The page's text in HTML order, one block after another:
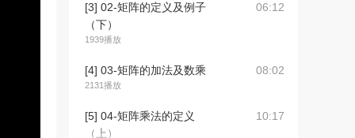
[3] 02-矩阵的定义及例子
（下）
1939播放
06:12
[4] 03-矩阵的加法及数乘
2131播放
08:02
[5] 04-矩阵乘法的定义
（上）
10:17